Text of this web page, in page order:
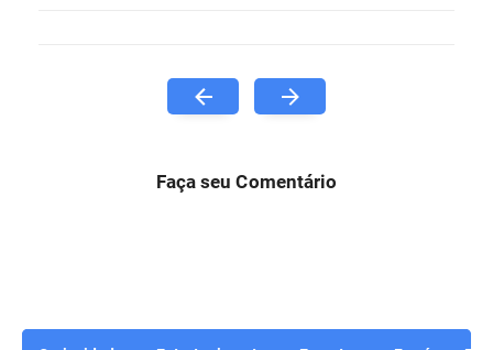
Faça seu Comentário